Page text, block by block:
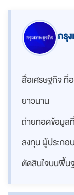
กรุ
สื่อเศรษฐกิจ ที่
ยาวนาน
ถ่ายทอดข้อมูล
ลงทุน ผู้ประกอ
ตัดสินใจบนพื้นฐ